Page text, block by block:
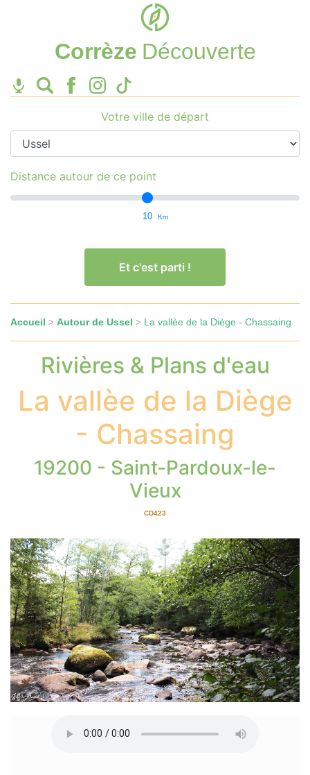
Corrèze Découverte
Votre ville de départ
Distance autour de ce point
10 Km
Et c'est parti !
Accueil > Autour de Ussel > La vallèe de la Diège - Chassaing
Rivières & Plans d'eau
La vallèe de la Diège
- Chassaing
19200 - Saint-Pardoux-le-
Vieux
CD423